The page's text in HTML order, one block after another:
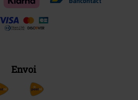
Envoi